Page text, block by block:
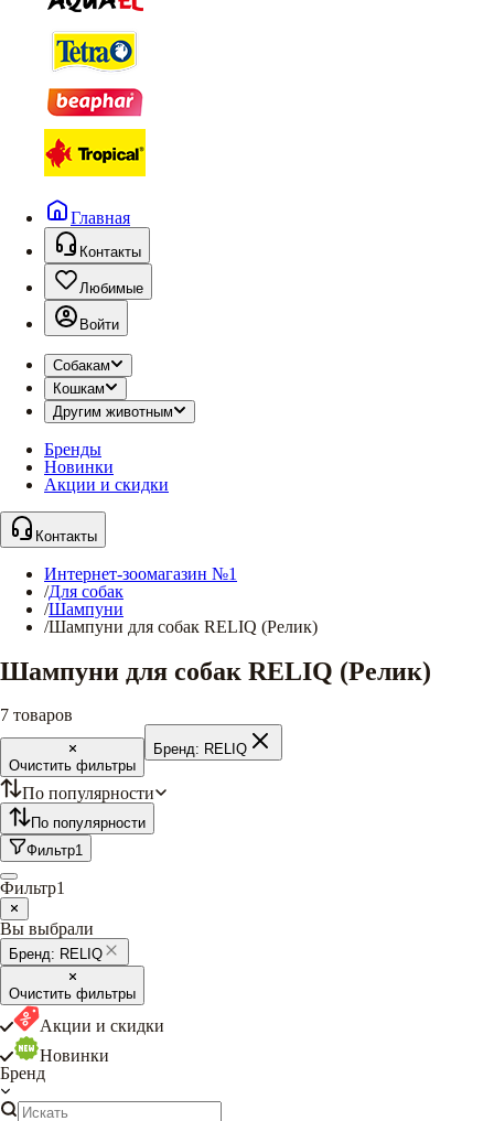
Главная
Контакты
Любимые
Войти
Собакам
Кошкам
Другим животным
Бренды
Новинки
Акции и скидки
Контакты
Интернет-зоомагазин №1
/Для собак
/Шампуни
/Шампуни для собак RELIQ (Релик)
Шампуни для собак RELIQ (Релик)
7 товаров
Очистить фильтры
Бренд: RELIQ
По популярности
По популярности
Фильтр1
Фильтр1
Вы выбрали
Бренд: RELIQ
Очистить фильтры
Акции и скидки
Новинки
Бренд